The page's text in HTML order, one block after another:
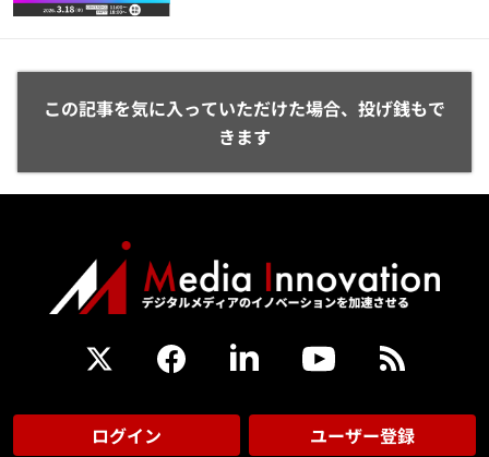
この記事を気に入っていただけた場合、投げ銭もで
きます
ログイン ユーザー登録